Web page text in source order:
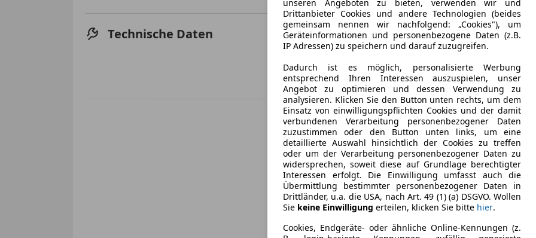
Technische Daten Leistung
120 kW
Getriebe
Leergewicht
2 281 kg
unseren Angeboten zu bieten, verwenden wir und
Drittanbieter Cookies und andere Technologien (beides
gemeinsam nennen wir nachfolgend: „Cookies"), um
Geräteinformationen und personenbezogene Daten (z.B.
IP Adressen) zu speichern und darauf zuzugreifen.
Dadurch ist es möglich, personalisierte Werbung
entsprechend Ihren Interessen auszuspielen, unser
Angebot zu optimieren und dessen Verwendung zu
analysieren. Klicken Sie den Button unten rechts, um dem
Einsatz von einwilligungspflichten Cookies und der damit
verbundenen Verarbeitung personenbezogener Daten
zuzustimmen oder den Button unten links, um eine
detaillierte Auswahl hinsichtlich der Cookies zu treffen
oder um der Verarbeitung personenbezogener Daten zu
widersprechen, soweit diese auf Grundlage berechtigter
Interessen erfolgt. Die Einwilligung umfasst auch die
Übermittlung bestimmter personenbezogener Daten in
Drittländer, u.a. die USA, nach Art. 49 (1) (a) DSGVO. Wollen
Sie keine Einwilligung erteilen, klicken Sie bitte hier.
Cookies, Endgeräte- oder ähnliche Online-Kennungen (z.